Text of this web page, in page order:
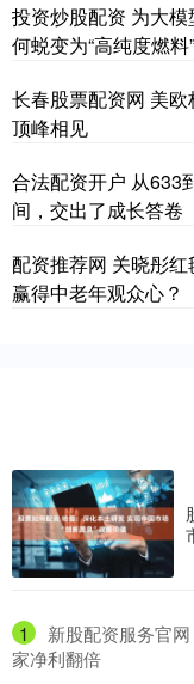
投资炒股配资 为大模
何蜕变为“高纯度燃料
长春股票配资网 美
顶峰相见
合法配资开户 从633
间，交出了成长答卷
配资推荐网 关晓彤
赢得中老年观众心？
1
新股配资服务官
家净利翻倍